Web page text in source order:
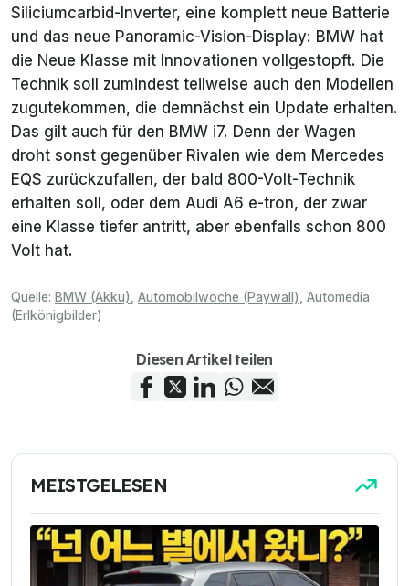
Siliciumcarbid-Inverter, eine komplett neue Batterie
und das neue Panoramic-Vision-Display: BMW hat
die Neue Klasse mit Innovationen vollgestopft. Die
Technik soll zumindest teilweise auch den Modellen
zugutekommen, die demnächst ein Update erhalten.
Das gilt auch für den BMW i7. Denn der Wagen
droht sonst gegenüber Rivalen wie dem Mercedes
EQS zurückzufallen, der bald 800-Volt-Technik
erhalten soll, oder dem Audi A6 e-tron, der zwar
eine Klasse tiefer antritt, aber ebenfalls schon 800
Volt hat.
Quelle: BMW (Akku) Automobilwoche (Paywall) Automedia
(Erlkönigbilder)
Diesen Artikel teilen
MEISTGELESEN